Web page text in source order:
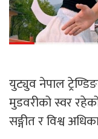
युट्युव नेपाल
मुडवरीको स्वर
सङ्गीत र विश्व